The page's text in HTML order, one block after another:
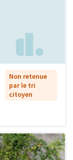
Non retenue
par le tri
citoyen